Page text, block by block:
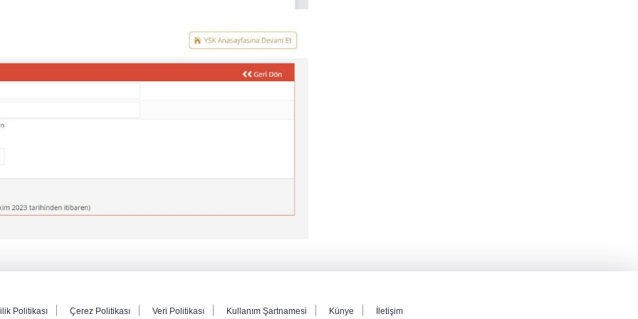
Politikası Çerez Politikası Veri Politikası Kullanım Şartnamesi Künye İletişim